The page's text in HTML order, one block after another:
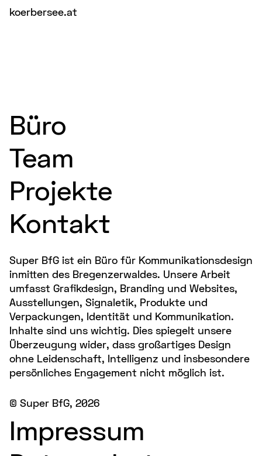
koerbersee.at
Büro
Team
Projekte
Kontakt
Super BfG ist ein Büro für Kommunikationsdesign
inmitten des Bregenzerwaldes. Unsere Arbeit
umfasst Grafikdesign, Branding und Websites,
Ausstellungen, Signaletik, Produkte und
Verpackungen, Identität und Kommunikation.
Inhalte sind uns wichtig. Dies spiegelt unsere
Überzeugung wider, dass großartiges Design
ohne Leidenschaft, Intelligenz und insbesondere
persönliches Engagement nicht möglich ist.
© Super BfG, 2026
Impressum